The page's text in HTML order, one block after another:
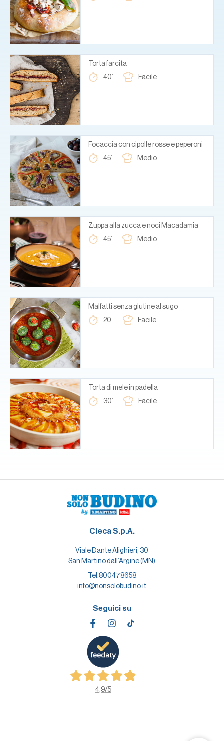
Torta farcita
40’
Facile
Focaccia con cipolle rosse e peperoni
45’
Medio
Zuppa alla zucca e noci Macadamia
45’
Medio
Malfatti senza glutine al sugo
20’
Facile
Torta di mele in padella
30’
Facile
Cleca S.p.A.
Viale Dante Alighieri, 30
San Martino dall’Argine (MN)
Tel. 800478658
info@nonsolobudino.it
Seguici su
4,9/5